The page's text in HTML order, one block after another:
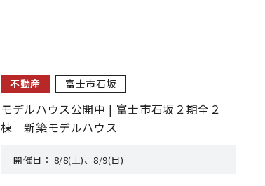
不動産 富士市石坂
モデルハウス公開中 | 富士市石坂２期全２
棟 新築モデルハウス
開催日： 8/8(土)、8/9(日)